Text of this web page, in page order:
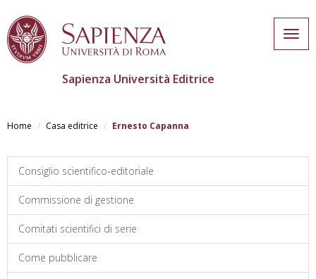
contenuto
Sapienza Università Editrice
Home Casa editrice Ernesto Capanna
Consiglio scientifico-editoriale
Commissione di gestione
Comitati scientifici di serie
Come pubblicare